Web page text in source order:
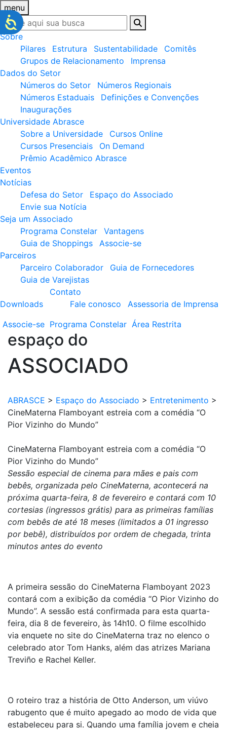
menu
Sobre
Pilares
Estrutura Sustentabilidade
Comitês
Grupos de Relacionamento
Imprensa
Dados do Setor
Números do Setor
Números Regionais
Números Estaduais
Definições e Convenções
Inaugurações
Universidade Abrasce
Sobre a Universidade
Cursos Online
Cursos Presenciais
On Demand
Prêmio Acadêmico Abrasce
Eventos
Notícias
Defesa do Setor
Espaço do Associado
Envie sua Notícia
Seja um Associado
Programa Constelar
Vantagens
Guia de Shoppings
Associe-se
Parceiros
Parceiro Colaborador
Guia de Fornecedores
Guia de Varejistas
Downloads
Contato
Fale conosco
Assessoria de Imprensa
Associe-se Programa Constelar Área Restrita
espaço do
ASSOCIADO
ABRASCE > Espaço do Associado > Entretenimento >
CineMaterna Flamboyant estreia com a comédia “O
Pior Vizinho do Mundo”
CineMaterna Flamboyant estreia com a comédia “O
Pior Vizinho do Mundo”
Sessão especial de cinema para mães e pais com
bebês, organizada pelo CineMaterna, acontecerá na
próxima quarta-feira, 8 de fevereiro e contará com 10
cortesias (ingressos grátis) para as primeiras famílias
com bebês de até 18 meses (limitados a 01 ingresso
por bebê), distribuídos por ordem de chegada, trinta
minutos antes do evento
A primeira sessão do CineMaterna Flamboyant 2023
contará com a exibição da comédia “O Pior Vizinho do
Mundo”. A sessão está confirmada para esta quarta-
feira, dia 8 de fevereiro, às 14h10. O filme escolhido
via enquete no site do CineMaterna traz no elenco o
celebrado ator Tom Hanks, além das atrizes Mariana
Treviño e Rachel Keller.
O roteiro traz a história de Otto Anderson, um viúvo
rabugento que é muito apegado ao modo de vida que
estabeleceu para si. Quando uma família jovem e cheia